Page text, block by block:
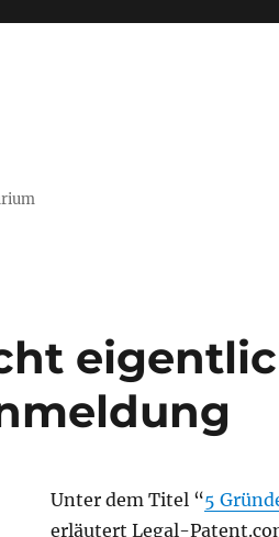
Unter dem Titel “5
erläutert Legal-